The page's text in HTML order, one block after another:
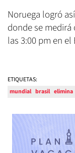
Noruega logró
donde se
las 3:00 pm en
ETIQUETAS:
mundial brasil elimina